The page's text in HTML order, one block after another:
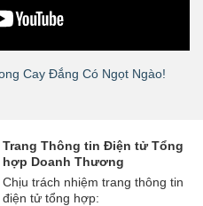
Cay Đắng Có Ngọt Ngào!
Trang Thông tin Điện tử Tổng
hợp Doanh Thương
Chịu trách nhiệm trang thông tin
điện tử tổng hợp: